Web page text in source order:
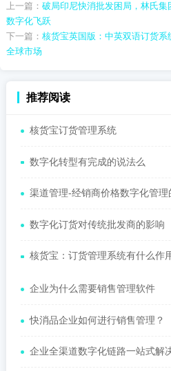
上一篇： 破局印尼快消批发困局，林氏
数字化飞跃
下一篇： 核货宝英国版：中英双语订货
全球市场
推荐阅读
核货宝订货管理系统
数字化转型有完成的说法么
渠道管理-经销商价格数字化管理
数字化订货对传统批发商的影响
核货宝：订货管理系统有什么作
企业为什么需要销售管理软件
快消品企业如何进行销售管理？
企业全渠道数字化链路一站式解